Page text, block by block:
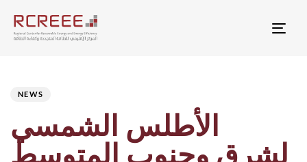
NEWS
الأطلس الشمسي
لشرق وجنوب المتوسط